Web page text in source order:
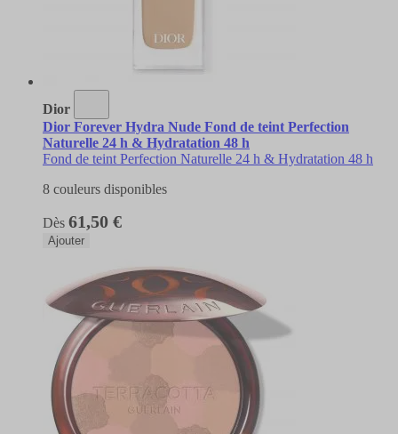
Dior
Dior Forever Hydra Nude Fond de teint Perfection
Naturelle 24 h & Hydratation 48 h
Fond de teint Perfection Naturelle 24 h & Hydratation 48 h
8 couleurs disponibles
Dès 61,50 €
Ajouter